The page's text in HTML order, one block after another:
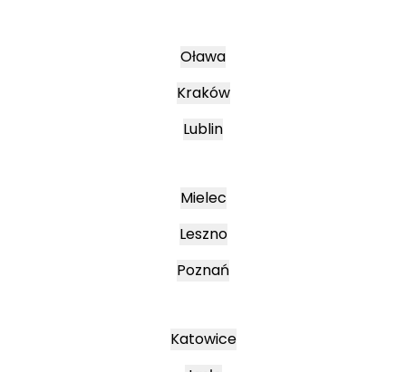
Oława
Kraków
Lublin
Mielec
Leszno
Poznań
Katowice